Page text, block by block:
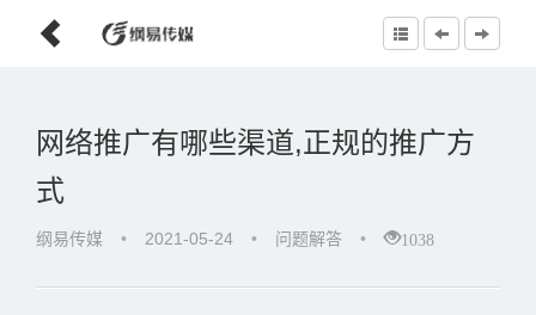
网络推广有哪些渠道,正规的推广方
式
纲易传媒 • 2021-05-24 • 问题解答 • 1038